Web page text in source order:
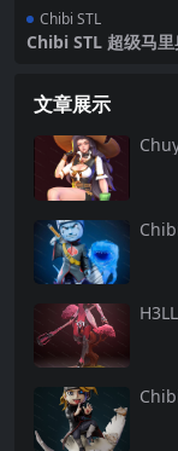
Chibi STL
Chibi STL 超级马
文章展示